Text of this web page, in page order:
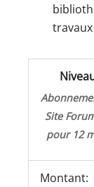
Site
pour 12